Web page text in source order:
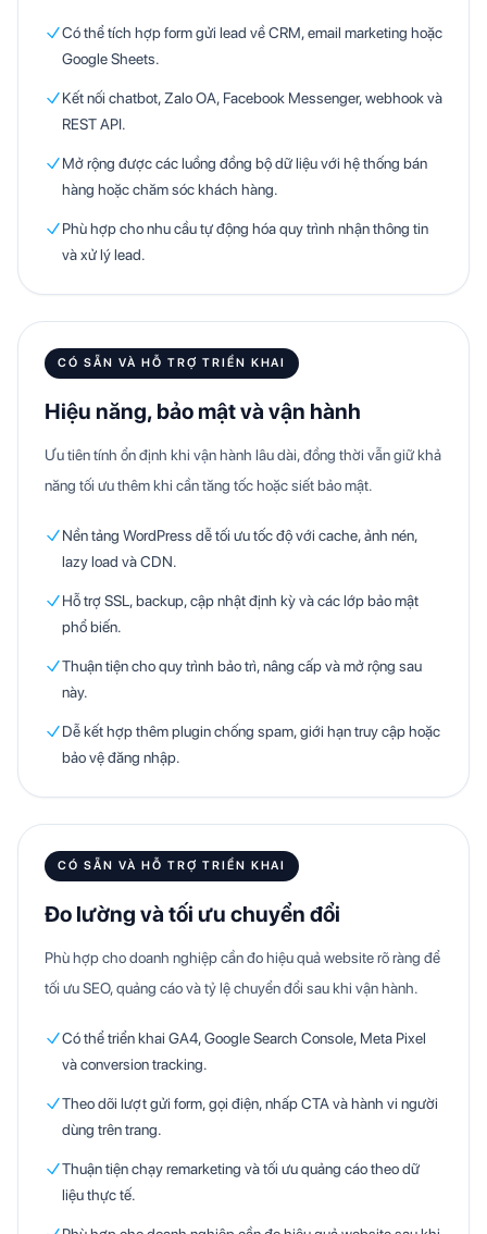
Có thể tích hợp form gửi lead về CRM, email marketing hoặc
Google Sheets.
Kết nối chatbot, Zalo OA, Facebook Messenger, webhook và
REST API.
Mở rộng được các luồng đồng bộ dữ liệu với hệ thống bán
hàng hoặc chăm sóc khách hàng.
Phù hợp cho nhu cầu tự động hóa quy trình nhận thông tin
và xử lý lead.
CÓ SẴN VÀ HỖ TRỢ TRIỂN KHAI
Hiệu năng, bảo mật và vận hành
Ưu tiên tính ổn định khi vận hành lâu dài, đồng thời vẫn giữ khả
năng tối ưu thêm khi cần tăng tốc hoặc siết bảo mật.
Nền tảng WordPress dễ tối ưu tốc độ với cache, ảnh nén,
lazy load và CDN.
Hỗ trợ SSL, backup, cập nhật định kỳ và các lớp bảo mật
phổ biến.
Thuận tiện cho quy trình bảo trì, nâng cấp và mở rộng sau
này.
Dễ kết hợp thêm plugin chống spam, giới hạn truy cập hoặc
bảo vệ đăng nhập.
CÓ SẴN VÀ HỖ TRỢ TRIỂN KHAI
Đo lường và tối ưu chuyển đổi
Phù hợp cho doanh nghiệp cần đo hiệu quả website rõ ràng để
tối ưu SEO, quảng cáo và tỷ lệ chuyển đổi sau khi vận hành.
Có thể triển khai GA4, Google Search Console, Meta Pixel
và conversion tracking.
Theo dõi lượt gửi form, gọi điện, nhấp CTA và hành vi người
dùng trên trang.
Thuận tiện chạy remarketing và tối ưu quảng cáo theo dữ
liệu thực tế.